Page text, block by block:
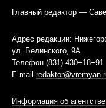
Главный редактор —
Адрес редакции:
ул. Белинского, 9А
Телефон (831) 430−18−91
E-mail
Информация об агентстве